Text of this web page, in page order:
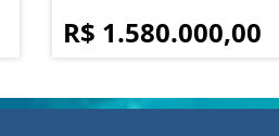
R$ 1.580.000,00